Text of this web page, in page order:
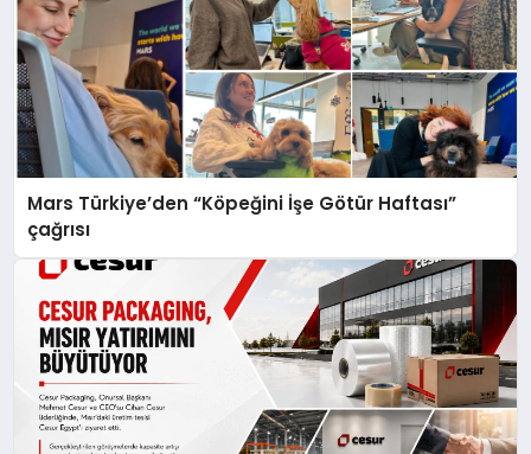
Mars Türkiye’den “Köpeğini İşe Götür Haftası”
çağrısı